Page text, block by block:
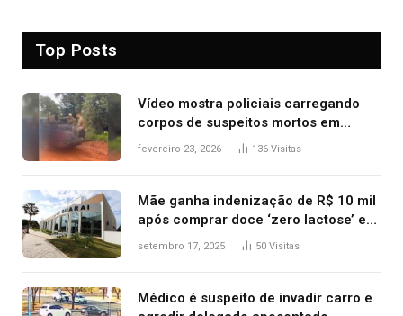
Top Posts
Vídeo mostra policiais carregando
corpos de suspeitos mortos em
confronto dentro de caminhonete
fevereiro 23, 2026 136 Visitas
Mãe ganha indenização de R$ 10 mil
após comprar doce ‘zero lactose’ e
filha ter reação alérgica grave
setembro 17, 2025 50 Visitas
Médico é suspeito de invadir carro e